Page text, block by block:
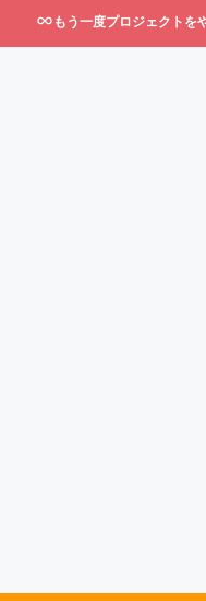
もう一度プロジェクトを